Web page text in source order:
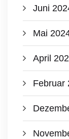
Juni
Mai
April
Februar